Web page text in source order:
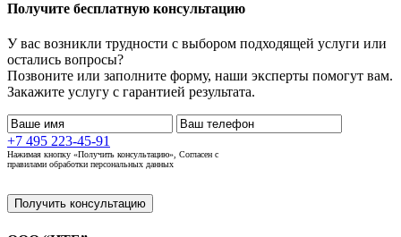
Получите бесплатную консультацию
У вас возникли трудности с выбором подходящей услуги или
остались вопросы?
Позвоните или заполните форму, наши эксперты помогут вам.
Закажите услугу с гарантией результата.
+7 495 223-45-91
Нажимая кнопку «Получить консультацию», Согласен с
правилами обработки персональных данных
Получить консультацию